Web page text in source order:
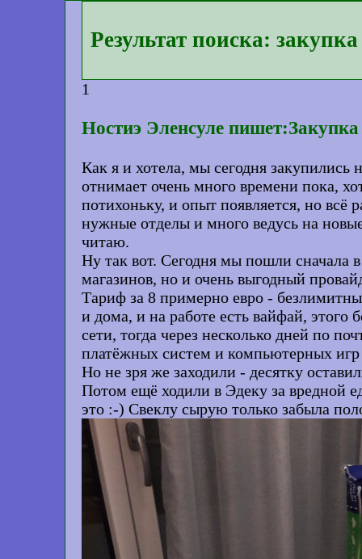
Результат поиска: закупка
1
Ностиэ Эленсуле
Как я и хотела, мы сегодня
отнимает очень много времени пока,
потихоньку, и опыт появляется, но всё
нужные отделы и много ведусь на
читаю.
Ну так вот. Сегодня мы пошли сначала
магазинов, но и очень выгодный
Тариф за 8 примерно евро -
и дома, и на работе есть вайфай, этого
сети, тогда через несколько дней по
платёжных систем и компьютерных
Но не зря же заходили - десятку
Потом ещё ходили в Эдеку за вредной
это :-) Свеклу сырую только забыла